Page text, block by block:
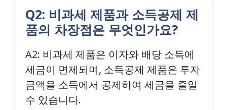
Q2: 비과세 제품과 소득공제 제
품의 차장점은 무엇인가요?
A2: 비과세 제품은 이자와 배당 소득에
세금이 면제되며, 소득공제 제품은 투자
금액을 소득에서 공제하여 세금을 줄일
수 있습니다.